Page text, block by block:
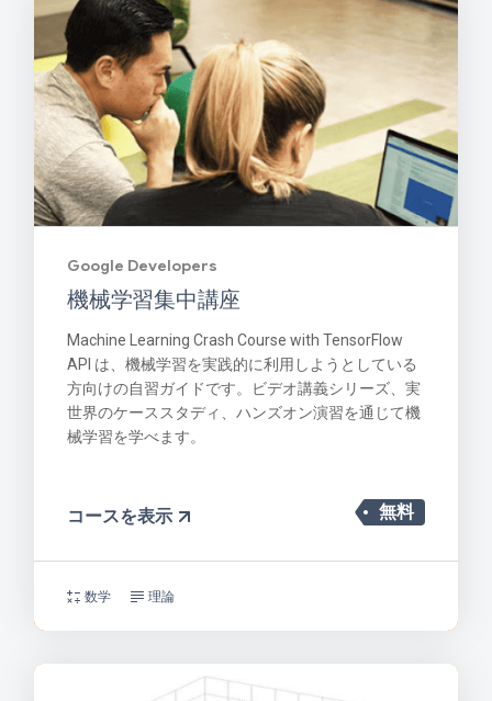
Google Developers
機械学習集中講座
Machine Learning Crash Course with TensorFlow
API は、機械学習を実践的に利用しようとしている
方向けの自習ガイドです。ビデオ講義シリーズ、実
世界のケーススタディ、ハンズオン演習を通じて機
械学習を学べます。
無料
コースを表示
数学 理論